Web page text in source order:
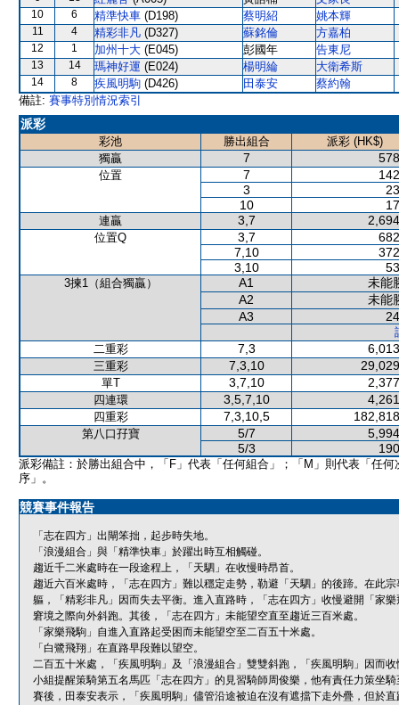
10 6 精準快車 (D198) 蔡明紹 姚本輝
11 4 精彩非凡 (D327) 蘇銘倫 方嘉柏
12 1 加州十大 (E045) 彭國年 告東尼
13 14 瑪神好運 (E024) 楊明綸 大衛希斯
14 8 疾風明駒 (D426) 田泰安
蔡約翰
備註: 賽事特別情況索引
派彩
彩池 勝出組合
派彩 (HK$)
獨贏
7
位置 7
3
10
連贏 3,7
位置Q 3,7
7,10
3,10
3揀1（組合獨贏） A1
未能
A2
未能
A3
二重彩
7,3
三重彩 7,3,10
單T 3,7,10
四連環 3,5,7,10
四重彩 7,3,10,5
第八口孖寶 5/7
5/3
派彩備註：於勝出組合中，「F」代表「任何組合」；「M」則代表「任何
序」。
競賽事件報告
「志在四方」出閘笨拙，起步時失地。
「浪漫組合」與「精準快車」於躍出時互相觸碰。
趨近千二米處時在一段途程上，「天駟」在收慢時昂首。
趨近六百米處時，「志在四方」難以穩定走勢，勒避「天駟」的後蹄。在此
軀，「精彩非凡」因而失去平衡。進入直路時，「志在四方」收慢避開「家
窘境之際向外斜跑。其後，「志在四方」未能望空直至趨近三百米處。
「家樂飛駒」自進入直路起受困而未能望空至二百五十米處。
「白鷺飛翔」在直路早段難以望空。
二百五十米處，「疾風明駒」及「浪漫組合」雙雙斜跑，「疾風明駒」因而
小組提醒策騎第五名馬匹「志在四方」的見習騎師周俊樂，他有責任力策坐騎
賽後，田泰安表示，「疾風明駒」儘管沿途被迫在沒有遮擋下走外疊，但於